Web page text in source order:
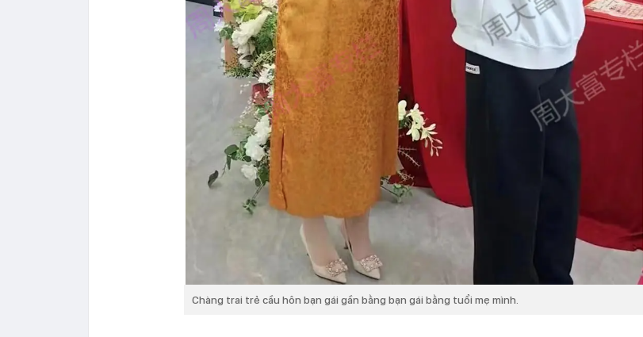
Chàng trai trẻ cầu hôn bạn gái gần bằng bạn gái bằng tuổi mẹ mình.